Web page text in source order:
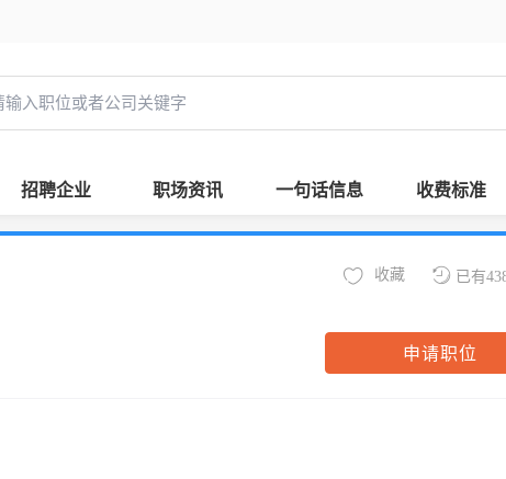
招聘企业 职场资讯 一句话信息 收费标准
已有
收藏
申请职位